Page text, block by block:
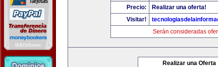
Precio:
Realizar una oferta!
Visitar!
Serán consideradas
Realizar una Oferta